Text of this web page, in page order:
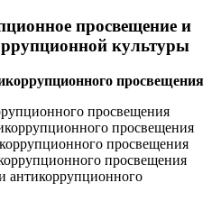
просвещение и
культуры
просвещения
просвещения
просвещения
просвещения
просвещения
антикоррупционного